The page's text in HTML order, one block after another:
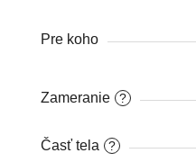
Pre koho
?
Zameranie
?
Časť tela